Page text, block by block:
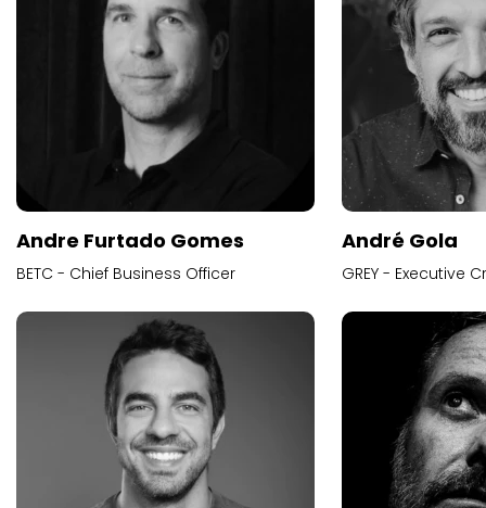
Andre Furtado Gomes
BETC - Chief Business Officer
André Gola
GREY - Executive